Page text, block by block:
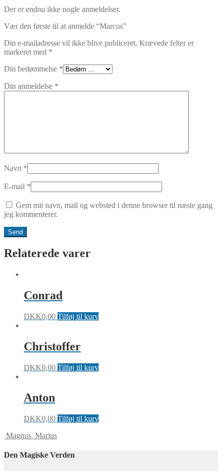
Der er endnu ikke nogle anmeldelser.
Vær den første til at anmelde “Marcus”
Din e-mailadresse vil ikke blive publiceret. Krævede felter er
markeret med *
Din bedømmelse *
Din anmeldelse *
Navn *
E-mail *
Gem mit navn, mail og websted i denne browser til næste gang
jeg kommenterer.
Relaterede varer
Conrad
DKK0,00 Tilføj til kurv
Christoffer
DKK0,00 Tilføj til kurv
Anton
DKK0,00 Tilføj til kurv
Magnus Marius
Den Magiske Verden